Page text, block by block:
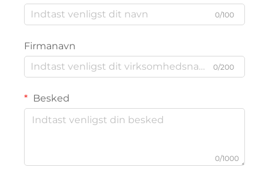
0/100
Firmanavn
0/200
Besked
0/1000